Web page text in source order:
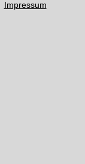
Impressum